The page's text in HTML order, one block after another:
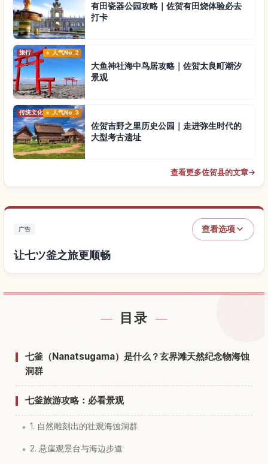
有田瓷器公园攻略｜佐贺有田烧体验必去
打卡
旅行 人气No.2
大鱼神社海中鸟居攻略｜佐贺太良町潮汐
景观
传统文化 人气No.3
佐贺吉野之里历史公园｜走进弥生时代的
大型考古遗址
查看更多佐贺县的文章→
广告 查看选项
让七ツ釜之旅更顺畅
目录
七釜（Nanatsugama）是什么？玄界滩天然纪念物海蚀
洞群
七釜旅游攻略：必看景观
1. 自然雕刻出的壮观海蚀洞群
2. 悬崖观景台与海边步道